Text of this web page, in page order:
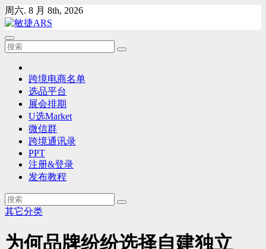
Skip
to
content
周六. 8 月 8th, 2026
跨境电商名单
选品平台
展会排期
U选Market
微信群
跨境通讯录
PPT
注册&登录
发布教程
其它分类
为何品牌纷纷选择自建独立